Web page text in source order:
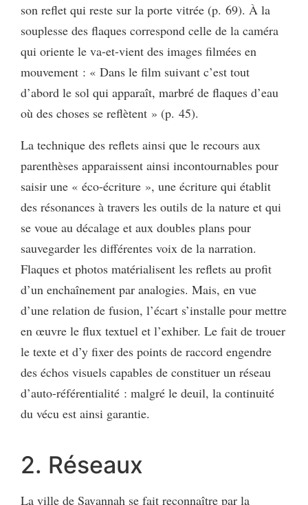
son reflet qui reste sur la porte vitrée (p. 69). À la
souplesse des flaques correspond celle de la caméra
qui oriente le va-et-vient des images filmées en
mouvement : « Dans le film suivant c’est tout
d’abord le sol qui apparaît, marbré de flaques d’eau
où des choses se reflètent » (p. 45).
La technique des reflets ainsi que le recours aux
parenthèses apparaissent ainsi incontournables pour
saisir une « éco-écriture », une écriture qui établit
des résonances à travers les outils de la nature et qui
se voue au décalage et aux doubles plans pour
sauvegarder les différentes voix de la narration.
Flaques et photos matérialisent les reflets au profit
d’un enchaînement par analogies. Mais, en vue
d’une relation de fusion, l’écart s’installe pour mettre
en œuvre le flux textuel et l’exhiber. Le fait de trouer
le texte et d’y fixer des points de raccord engendre
des échos visuels capables de constituer un réseau
d’auto-référentialité : malgré le deuil, la continuité
du vécu est ainsi garantie.
2. Réseaux
La ville de Savannah se fait reconnaître par la